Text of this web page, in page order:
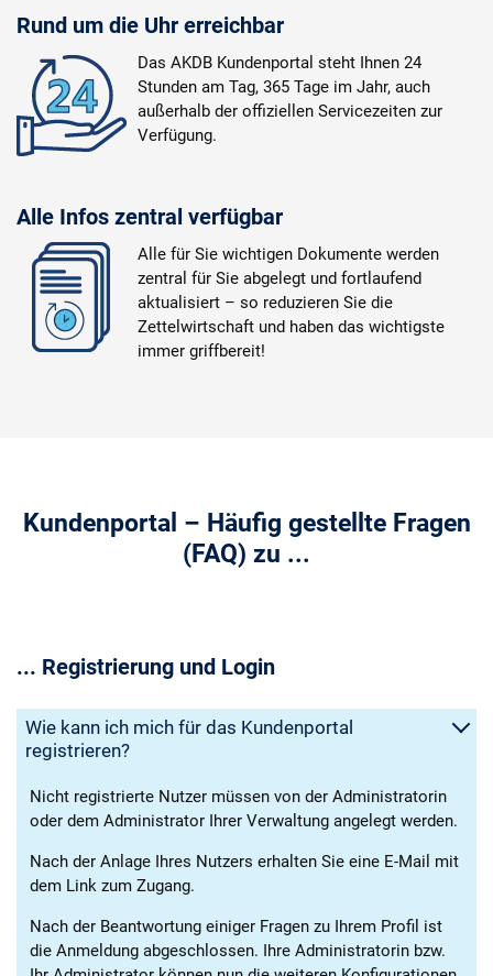
Rund um die Uhr erreichbar
Das AKDB Kundenportal steht Ihnen 24
Stunden am Tag, 365 Tage im Jahr, auch
außerhalb der offiziellen Servicezeiten zur
Verfügung.
Alle Infos zentral verfügbar
Alle für Sie wichtigen Dokumente werden
zentral für Sie abgelegt und fortlaufend
aktualisiert – so reduzieren Sie die
Zettelwirtschaft und haben das wichtigste
immer griffbereit!
Kundenportal – Häufig gestellte Fragen
(FAQ) zu ...
... Registrierung und Login
Wie kann ich mich für das Kundenportal
registrieren?
Nicht registrierte Nutzer müssen von der Administratorin
oder dem Administrator Ihrer Verwaltung angelegt werden.
Nach der Anlage Ihres Nutzers erhalten Sie eine E-Mail mit
dem Link zum Zugang.
Nach der Beantwortung einiger Fragen zu Ihrem Profil ist
die Anmeldung abgeschlossen. Ihre Administratorin bzw.